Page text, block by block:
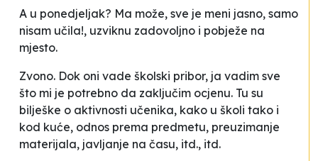
A u ponedjeljak? Ma može, sve je meni jasno, samo
nisam učila!, uzviknu zadovoljno i pobježe na
mjesto.
Zvono. Dok oni vade školski pribor, ja vadim sve
što mi je potrebno da zaključim ocjenu. Tu su
bilješke o aktivnosti učenika, kako u školi tako i
kod kuće, odnos prema predmetu, preuzimanje
materijala, javljanje na času, itd., itd.